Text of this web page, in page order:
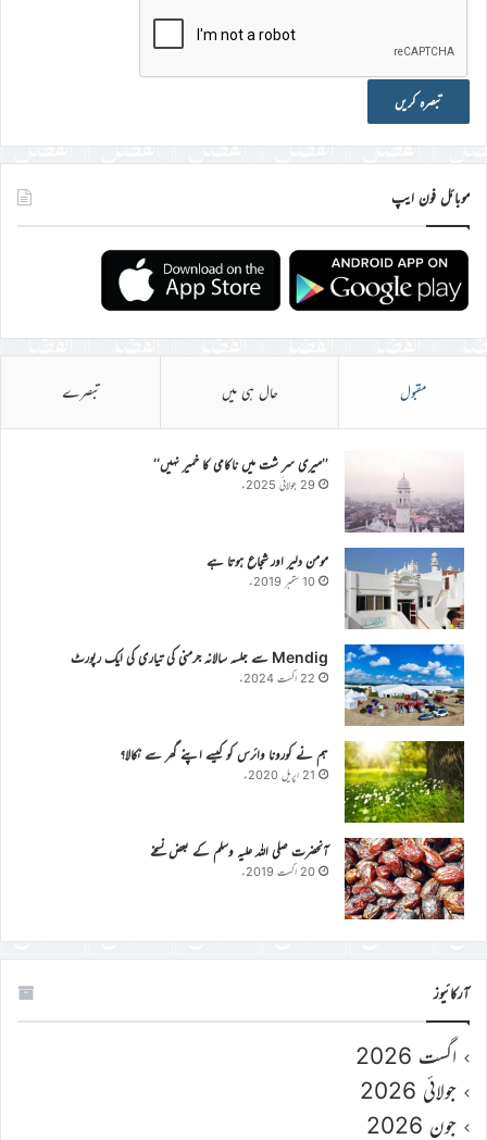
موبائل فون ایپ
مقبول حال ہی میں تبصرے
’’میری سر شت میں ناکامی کا خمیر نہیں‘‘
29 جولائی 2025ء
مومن دلیر اور شجاع ہوتا ہے
10 ستمبر 2019ء
Mendig سے جلسہ سالانہ جرمنی کی تیاری کی ایک رپورٹ
22 اگست 2024ء
ہم نے کورونا وائرس کو کیسے اپنے گھر سے نکالا؟
21 اپریل 2020ء
آنحضرت صلی اللہ علیہ وسلم کے بعض نسخے
20 اگست 2019ء
آرکائیوز
اگست 2026
جولائی 2026
جون 2026